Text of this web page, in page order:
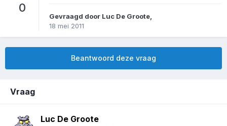
0
Gevraagd door Luc De Groote
18 mei 2011
Beantwoord deze vraag
Vraag
Luc De Groote